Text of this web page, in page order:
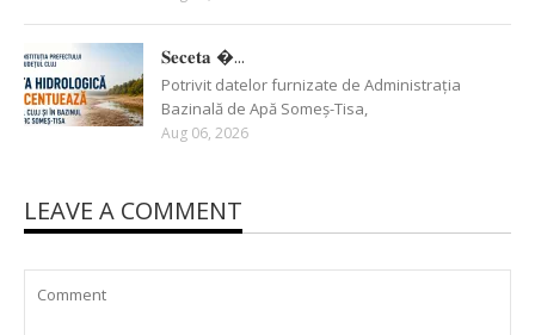
𝐒𝐞𝐜𝐞𝐭𝐚 �...
Potrivit datelor furnizate de Administrația
Bazinală de Apă Someș-Tisa,
Aug 06, 2026
LEAVE A COMMENT